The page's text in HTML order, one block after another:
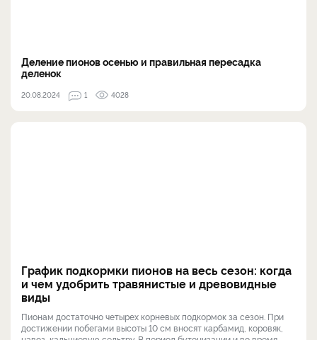
Деление пионов осенью и правильная пересадка
деленок
20.08.2024 1 4028
График подкормки пионов на весь сезон: когда
и чем удобрить травянистые и древовидные
виды
Пионам достаточно четырех корневых подкормок за сезон. При
достижении побегами высоты 10 см вносят карбамид, коровяк,